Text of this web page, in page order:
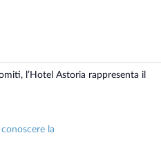
l’Hotel Astoria rappresenta il
la